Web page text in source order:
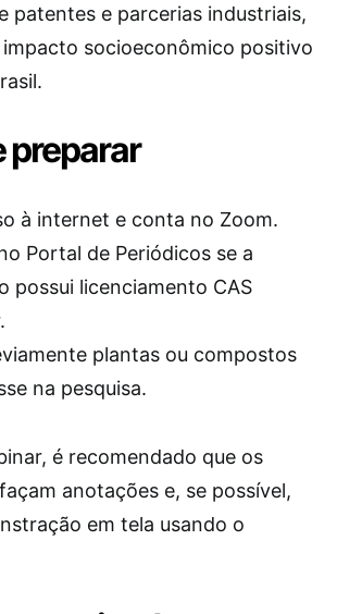
patentes e parcerias industriais,
impacto socioeconômico positivo
preparar
à internet e conta no Zoom.
Portal de Periódicos se a
possui licenciamento CAS
plantas ou compostos
na pesquisa.
é recomendado que os
anotações e, se possível,
em tela usando o